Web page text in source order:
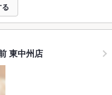
東中州店